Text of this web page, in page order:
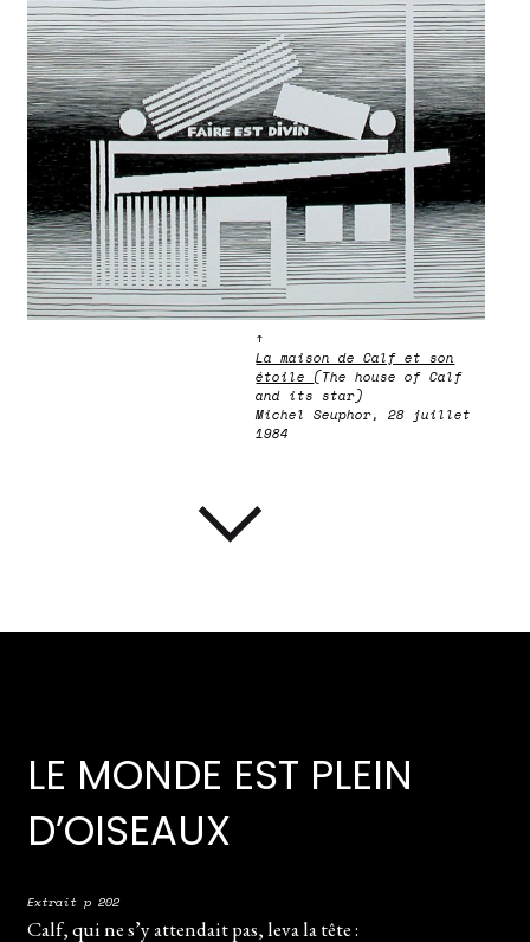
↑
La maison de Calf et son
étoile(The house of Calf
and its star)
Michel Seuphor, 28 juillet
1984
LE MONDE EST PLEIN
D’OISEAUX
Extrait p 202
Calf, qui ne s’y attendait pas, leva la tête :